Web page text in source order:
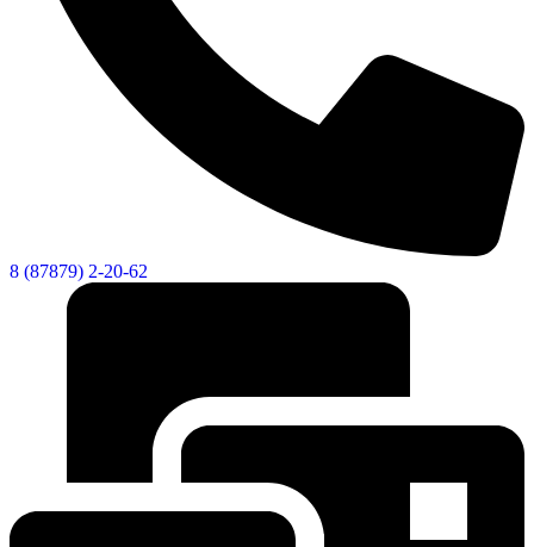
8 (87879) 2-20-62